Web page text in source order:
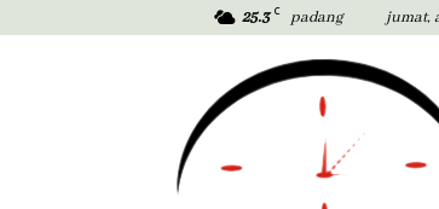
25.3 C padang jumat,